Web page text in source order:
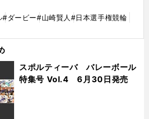
#ダービー#山崎賢人 #日本選手権競輪
スポルティーバ バレーボール
特集号 Vol.4 6月30日発売